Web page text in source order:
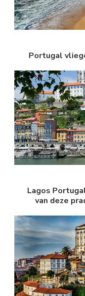
Portugal
Lagos
van deze